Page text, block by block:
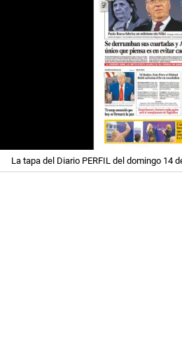
La tapa del Diario PERFIL del domingo 14